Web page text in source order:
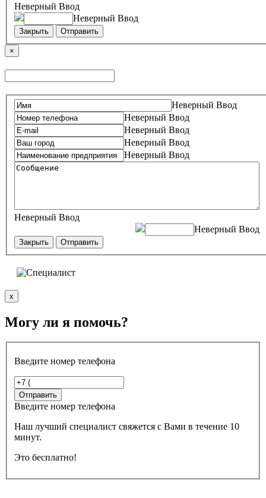
Неверный Ввод
Неверный Ввод
Закрыть Отправить
×
Неверный Ввод
Неверный Ввод
Неверный Ввод
Неверный Ввод
Неверный Ввод
Неверный Ввод
Неверный Ввод
Закрыть Отправить
x
Могу ли я помочь?
Введите номер телефона
Введите номер телефона
Наш лучший специалист свяжется с Вами в течение 10
минут.
Это бесплатно!